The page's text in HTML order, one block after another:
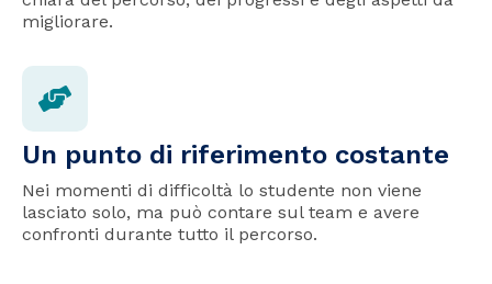
migliorare.
Un punto di riferimento costante
Nei momenti di difficoltà lo studente non viene
lasciato solo, ma può contare sul team e avere
confronti durante tutto il percorso.